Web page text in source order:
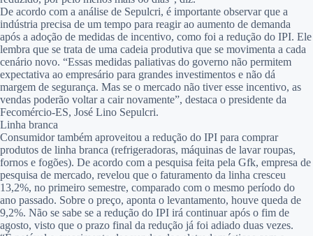
De acordo com a análise de Sepulcri, é importante observar que a
indústria precisa de um tempo para reagir ao aumento de demanda
após a adoção de medidas de incentivo, como foi a redução do IPI. Ele
lembra que se trata de uma cadeia produtiva que se movimenta a cada
cenário novo. “Essas medidas paliativas do governo não permitem
expectativa ao empresário para grandes investimentos e não dá
margem de segurança. Mas se o mercado não tiver esse incentivo, as
vendas poderão voltar a cair novamente”, destaca o presidente da
Fecomércio-ES, José Lino Sepulcri.
Linha branca
Consumidor também aproveitou a redução do IPI para comprar
produtos de linha branca (refrigeradoras, máquinas de lavar roupas,
fornos e fogões). De acordo com a pesquisa feita pela Gfk, empresa de
pesquisa de mercado, revelou que o faturamento da linha cresceu
13,2%, no primeiro semestre, comparado com o mesmo período do
ano passado. Sobre o preço, aponta o levantamento, houve queda de
9,2%. Não se sabe se a redução do IPI irá continuar após o fim de
agosto, visto que o prazo final da redução já foi adiado duas vezes.